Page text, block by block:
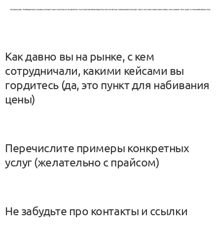
Как давно вы на рынке, с кем
сотрудничали, какими кейсами вы
гордитесь (да, это пункт для набивания
цены)
Перечислите примеры конкретных
услуг (желательно с прайсом)
Не забудьте про контакты и ссылки